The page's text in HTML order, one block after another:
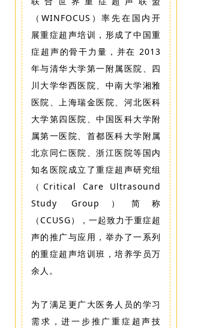
（WINFOCUS）率先在国内开
展重症超声培训，形成了中国重
症超声的骨干力量，并在 2013
年与清华大学第一附属医院、四
川大学华西医院、中南大学湘雅
医院、上海瑞金医院、河北医科
大学第四医院、中国医科大学附
属第一医院、首都医科大学附属
北京同仁医院、浙江医院等国内
知名医院成立了重症超声研究组
（Critical Care Ultrasound
Study Group）简称
（CCUSG），一起致力于重症超
声的推广与应用，举办了一系列
的重症超声培训班，培养学员万
余人。
为了满足更广大医务人员的学习
需求，进一步推广重症超声技